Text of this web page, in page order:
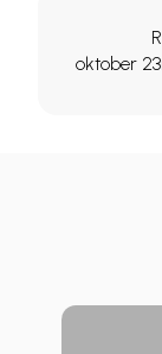
oktober